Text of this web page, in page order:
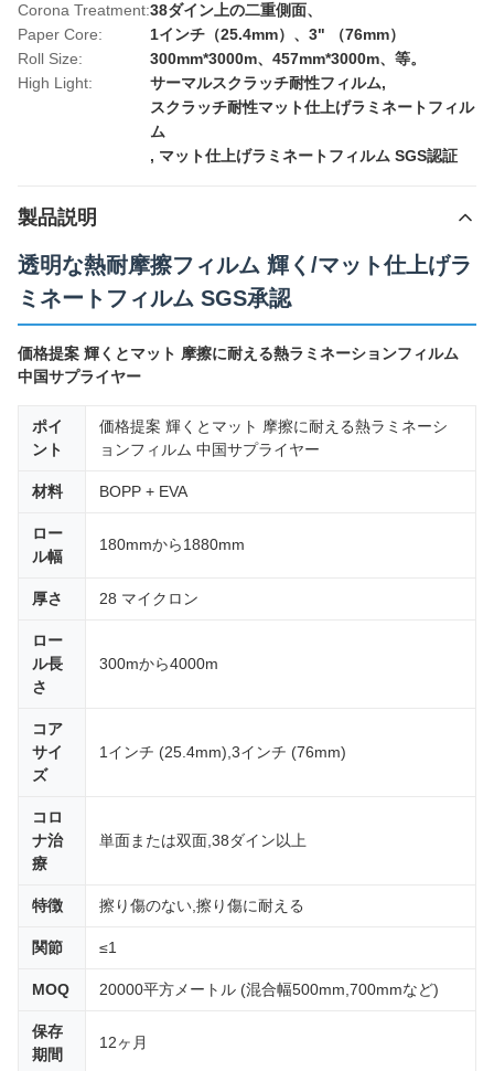
Corona Treatment:38ダイン上の二重側面、
Paper Core:
1インチ（25.4mm）、3" （76mm）
Roll Size:
300mm*3000m、457mm*3000m、等。
High Light:
サーマルスクラッチ耐性フィルム,
スクラッチ耐性マット仕上げラミネートフィル
ム
, マット仕上げラミネートフィルム SGS認証
製品説明
透明な熱耐摩擦フィルム 輝く/マット仕上げラ
ミネートフィルム SGS承認
価格提案 輝くとマット 摩擦に耐える熱ラミネーションフィルム
中国サプライヤー
ポイ
ント
価格提案 輝くとマット 摩擦に耐える熱ラミネーシ
ョンフィルム 中国サプライヤー
材料 BOPP + EVA
ロー
ル幅
180mmから1880mm
厚さ 28 マイクロン
ロー
ル長
さ
300mから4000m
コア
サイ
ズ
1インチ (25.4mm),3インチ (76mm)
コロ
ナ治
療
単面または双面,38ダイン以上
特徴 擦り傷のない,擦り傷に耐える
関節 ≤1
MOQ 20000平方メートル (混合幅500mm,700mmなど)
保存
期間
12ヶ月